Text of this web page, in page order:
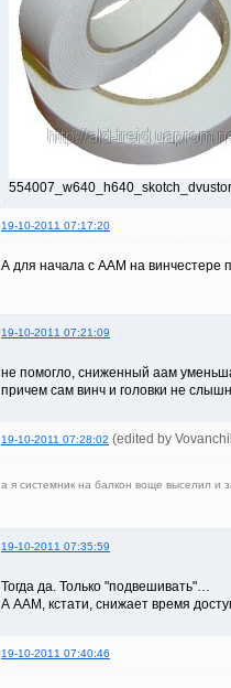
19-10-2011 07:17:20
А для начала с AAM на винчестере
19-10-2011 07:21:09
не помогло, сниженный аам
причем сам винч и головки не
19-10-2011 07:28:02 (edited by
а я системник на балкон воще выселил и
19-10-2011 07:35:59
Тогда да. Только "подвешивать"…
А AAM, кстати, снижает время
19-10-2011 07:40:46